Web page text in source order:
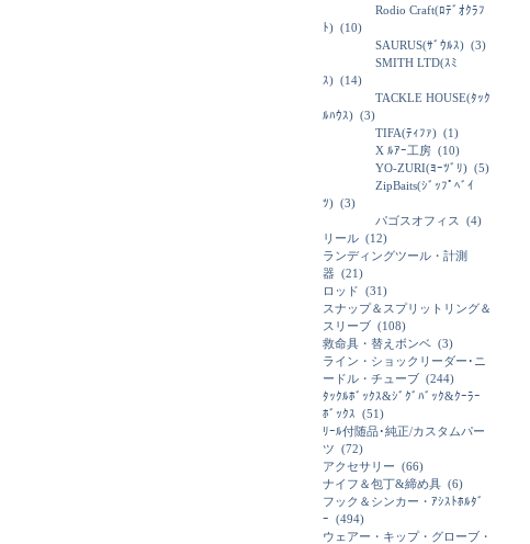
Rodio Craft(ﾛﾃﾞｵｸﾗﾌ
ﾄ) (10)
SAURUS(ｻﾞｳﾙｽ) (3)
SMITH LTD(ｽﾐ
ｽ) (14)
TACKLE HOUSE(ﾀｯｸ
ﾙﾊｳｽ) (3)
TIFA(ﾃｨﾌｧ) (1)
X ﾙｱｰ工房 (10)
YO-ZURI(ﾖｰﾂﾞﾘ) (5)
ZipBaits(ｼﾞｯﾌﾟﾍﾞｲ
ﾂ) (3)
パゴスオフィス
(4)
リール (12)
ランディングツール・計測
器 (21)
ロッド (31)
スナップ＆スプリットリング＆
スリーブ (108)
救命具・替えボンベ (3)
ライン・ショックリーダー･ニ
ードル・チューブ (244)
ﾀｯｸﾙﾎﾞｯｸｽ&ｼﾞｸﾞﾊﾞｯｸ&ｸｰﾗｰ
ﾎﾞｯｸｽ (51)
ﾘｰﾙ付随品･純正/カスタムパー
ツ (72)
アクセサリー (66)
ナイフ＆包丁&締め具 (6)
フック＆シンカー・ｱｼｽﾄﾎﾙﾀﾞ
ｰ (494)
ウェアー・キップ・グローブ・